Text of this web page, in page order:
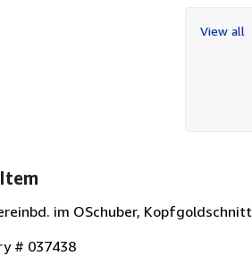
View all
im OSchuber,
# 037438